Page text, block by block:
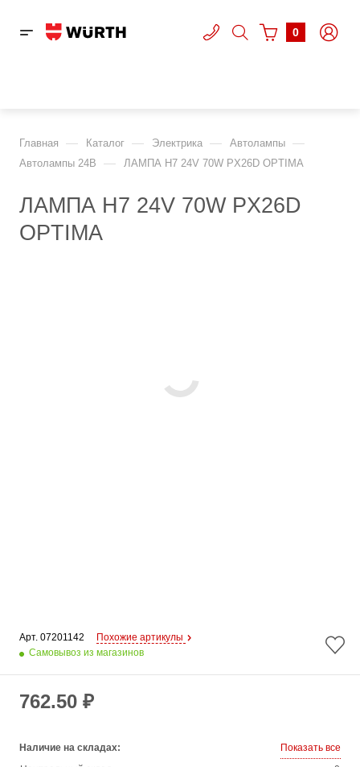
0
Главная — Каталог — Электрика — Автолампы —
Автолампы 24В — ЛАМПА H7 24V 70W PX26D OPTIMA
ЛАМПА H7 24V 70W PX26D
OPTIMA
Арт. 07201142
Похожие артикулы
Самовывоз из магазинов
762.50 ₽
Наличие на складах:
Показать все